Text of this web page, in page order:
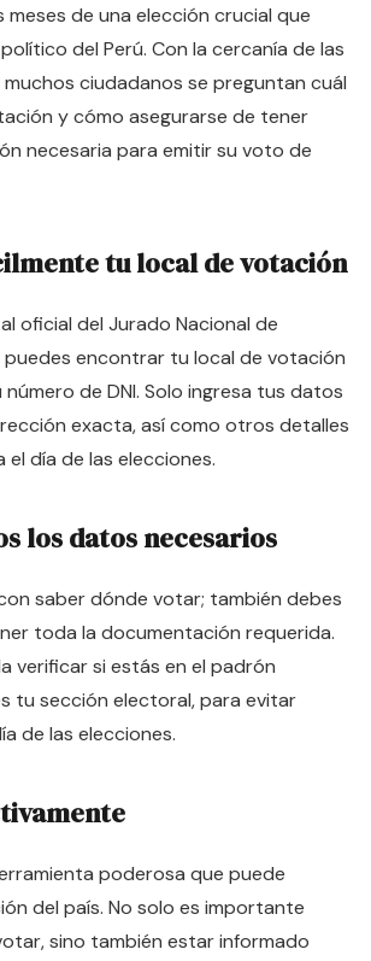
de una elección crucial que
del Perú. Con la cercanía de las
ciudadanos se preguntan cuál
y cómo asegurarse de tener
necesaria para emitir su voto de
tu local de votación
oficial del Jurado Nacional de
puedes encontrar tu local de votación
de DNI. Solo ingresa tus datos
exacta, así como otros detalles
día de las elecciones.
los datos necesarios
saber dónde votar; también debes
toda la documentación requerida.
verificar si estás en el padrón
tu sección electoral, para evitar
de las elecciones.
poderosa que puede
del país. No solo es importante
sino también estar informado